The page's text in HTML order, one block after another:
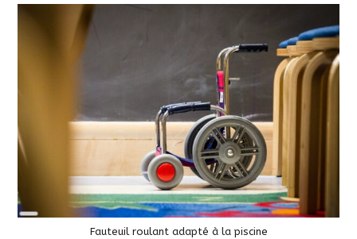
Long
Fauteuil roulant adapté à la piscine